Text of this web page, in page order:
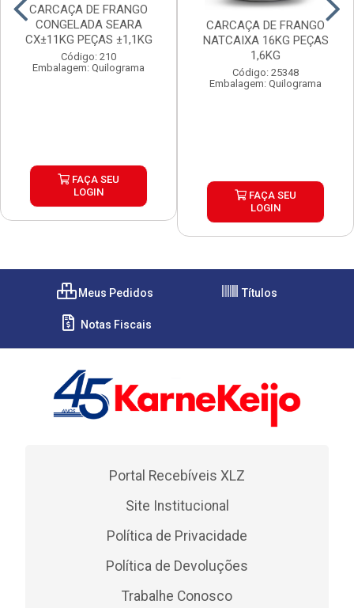
CARCAÇA DE FRANGO
CONGELADA SEARA
CX±11KG PEÇAS ±1,1KG
Código: 210
Embalagem: Quilograma
FAÇA SEU
LOGIN
CARCAÇA DE FRANGO
NATCAIXA 16KG PEÇAS
1,6KG
Código: 25348
Embalagem: Quilograma
FAÇA SEU
LOGIN
Meus Pedidos Títulos
Notas Fiscais
Portal Recebíveis XLZ
Site Institucional
Política de Privacidade
Política de Devoluções
Trabalhe Conosco